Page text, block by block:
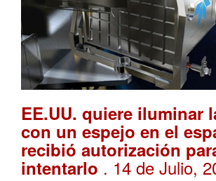
EE.UU. quiere iluminar
con un espejo en el
recibió autorización
intentarlo . 14 de Julio,